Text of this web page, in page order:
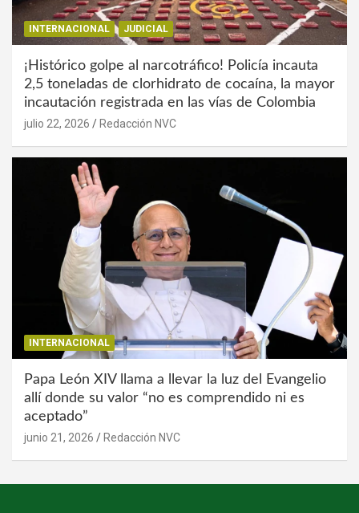
INTERNACIONAL JUDICIAL
¡Histórico golpe al narcotráfico! Policía incauta
2,5 toneladas de clorhidrato de cocaína, la mayor
incautación registrada en las vías de Colombia
julio 22, 2026 Redacción NVC
INTERNACIONAL
Papa León XIV llama a llevar la luz del Evangelio
allí donde su valor “no es comprendido ni es
aceptado”
junio 21, 2026 Redacción NVC